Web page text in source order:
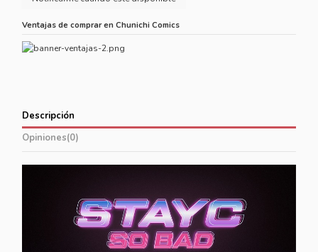
Ventajas de comprar en Chunichi Comics
Descripción
Opiniones(0)